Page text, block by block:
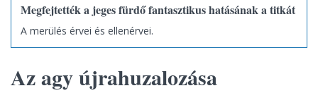
Megfejtették a jeges fürdő fantasztikus hatásának a titkát
A merülés érvei és ellenérvei.
Az agy újrahuzalozása